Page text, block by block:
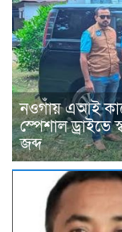
নওগাঁয় এআই
স্পেশাল ড্রাইভে
জব্দ